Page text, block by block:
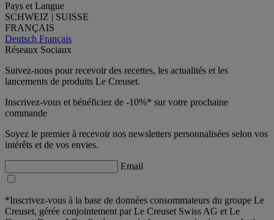
Pays et Langue
SCHWEIZ | SUISSE
FRANÇAIS
Deutsch Français
Réseaux Sociaux
Suivez-nous pour recevoir des recettes, les actualités et les
lancements de produits Le Creuset.
Inscrivez-vous et bénéficiez de -10%* sur votre prochaine
commande
Soyez le premier à recevoir nos newsletters personnalisées selon vos
intérêts et de vos envies.
Email
*Inscrivez-vous à la base de données consommateurs du groupe Le
Creuset, gérée conjointement par Le Creuset Swiss AG et Le